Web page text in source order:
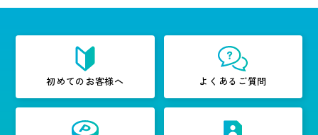
初めてのお客様へ よくあるご質問